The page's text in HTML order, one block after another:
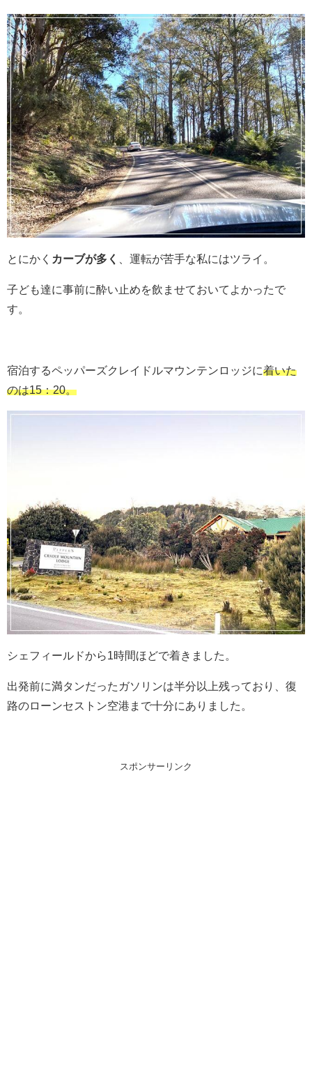
とにかく カーブが多く 、運転が苦手な私にはツライ。
子ども達に事前に酔い止めを飲ませておいてよかったで
す。
宿泊するペッパーズクレイドルマウンテンロッジに着いた
のは15：20。
シェフィールドから1時間ほどで着きました。
出発前に満タンだったガソリンは半分以上残っており、復
路のローンセストン空港まで十分にありました。
スポンサーリンク